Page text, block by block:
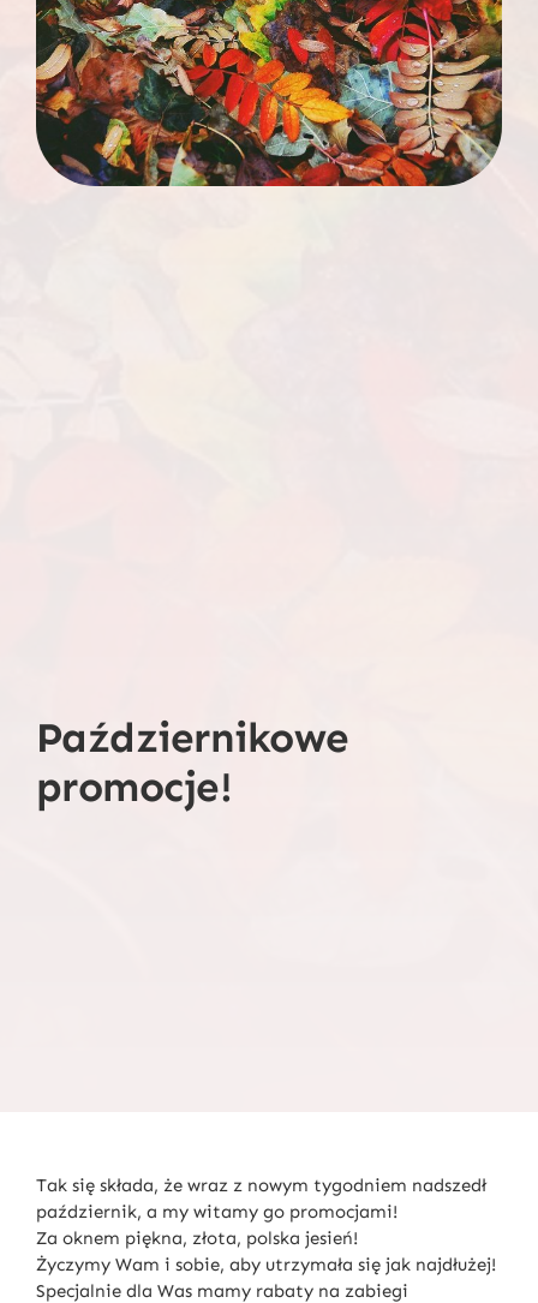
O zabiegach
Październikowe
promocje!
Tak się składa, że wraz z nowym tygodniem nadszedł
październik, a my witamy go promocjami!
Za oknem piękna, złota, polska jesień!
Życzymy Wam i sobie, aby utrzymała się jak najdłużej!
Specjalnie dla Was mamy rabaty na zabiegi